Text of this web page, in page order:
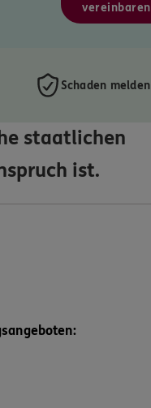
vereinbaren
Schaden melden
staatlichen
ist.